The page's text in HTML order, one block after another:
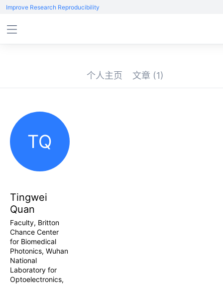
Improve Research Reproducibility
个人主页 文章 (1)
TQ
Tingwei
Quan
Faculty, Britton
Chance Center
for Biomedical
Photonics, Wuhan
National
Laboratory for
Optoelectronics,